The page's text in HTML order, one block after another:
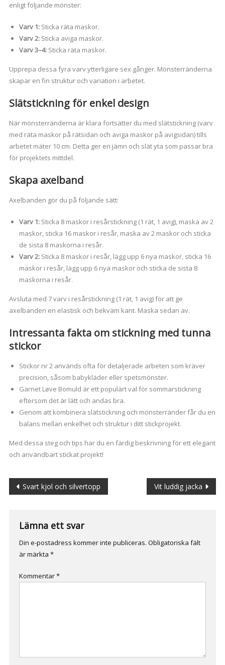
enligt följande mönster:
Varv 1:Sticka räta maskor.
Varv 2:Sticka aviga maskor.
Varv 3–4:Sticka räta maskor.
Upprepa dessa fyra varv ytterligare sex gånger. Mönsterränderna
skapar en fin struktur och variation i arbetet.
Slätstickning för enkel design
När mönsterränderna är klara fortsätter du med slätstickning (varv
med räta maskor på rätsidan och aviga maskor på avigsidan) tills
arbetet mäter 10 cm. Detta ger en jämn och slät yta som passar bra
för projektets mittdel.
Skapa axelband
Axelbanden gör du på följande sätt:
Varv 1:Sticka 8 maskor i resårstickning (1 rät, 1 avig), maska av 2
maskor, sticka 16 maskor i resår, maska av 2 maskor och sticka
de sista 8 maskorna i resår.
Varv 2:Sticka 8 maskor i resår, lägg upp 6 nya maskor, sticka 16
maskor i resår, lägg upp 6 nya maskor och sticka de sista 8
maskorna i resår.
Avsluta med 7 varv i resårstickning (1 rät, 1 avig) för att ge
axelbanden en elastisk och bekväm kant. Maska sedan av.
Intressanta fakta om stickning med tunna
stickor
Stickor nr 2 används ofta för detaljerade arbeten som kräver
precision, såsom babykläder eller spetsmönster.
Garnet Løve Bomuld är ett populärt val för sommarstickning
eftersom det är lätt och andas bra.
Genom att kombinera slätstickning och mönsterränder får du en
balans mellan enkelhet och struktur i ditt stickprojekt.
Med dessa steg och tips har du en färdig beskrivning för ett elegant
och användbart stickat projekt!
Inläggsnavigering
Svart kjol och silvertopp Vit luddig jacka
Lämna ett svar
Din e-postadress kommer inte publiceras. Obligatoriska fält
är märkta *
Kommentar*